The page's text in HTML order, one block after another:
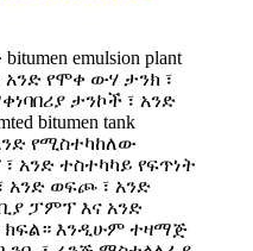
emulsion plant
አንድ የሞቀ ውሃ ታንክ ፣
ታንኮች ፣ አንድ
bitumen tank
የሚስተካከለው
አንድ ተስተካካይ የፍጥነት
አንድ ወፍጮ ፣ አንድ
ፓምፕ እና አንድ
እንዲሁም ተዛማጅ